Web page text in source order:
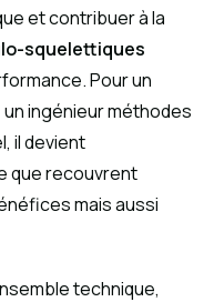
et contribuer à la
squelettiques
Pour un
ingénieur méthodes
il devient
que recouvrent
mais aussi
technique,